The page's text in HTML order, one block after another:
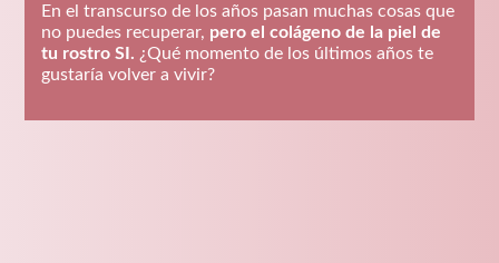
En el transcurso de los años pasan muchas cosas que
no puedes recuperar, pero el colágeno de la piel de
tu rostro SI. ¿Qué momento de los últimos años te
gustaría volver a vivir?